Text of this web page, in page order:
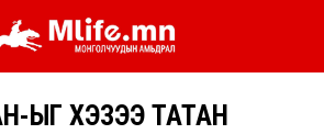
ЫГ ХЭЗЭЭ ТАТАН